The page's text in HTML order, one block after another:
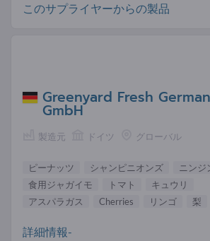
このサプライヤーからの製品
Greenyard Fresh
GmbH
製造元 ドイツ グローバル
ピーナッツ シャンピニオンズ
ニンジ
食用ジャガイモ
トマト
キュウリ
アスパラガス
Cherries リンゴ 梨
詳細情報-